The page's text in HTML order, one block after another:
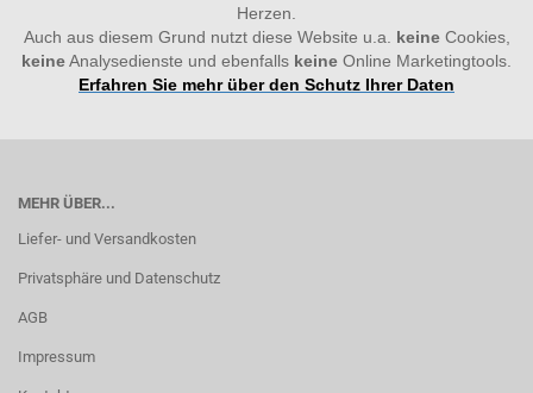
Herzen.
Auch aus diesem Grund nutzt diese Website u.a. keineCookies,
keineAnalysedienste und ebenfalls keine Online Marketingtools.
Erfahren Sie mehr über den Schutz Ihrer Daten
MEHR ÜBER...
Liefer- und Versandkosten
Privatsphäre und Datenschutz
AGB
Impressum